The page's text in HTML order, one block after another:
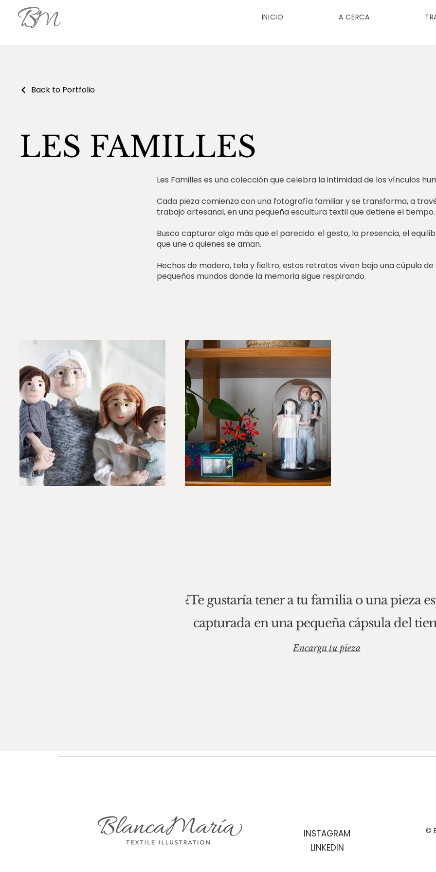
INICIO A CERCA
Back to Portfolio
LES FAMILLES
Les Familles es una colección que celebra la intimidad de los vínculos
Cada pieza comienza con una fotografía familiar y se transforma, a
trabajo artesanal, en una pequeña escultura textil que detiene el tiempo.
Busco capturar algo más que el parecido: el gesto, la presencia, el
que une a quienes se aman.
Hechos de madera, tela y fieltro, estos retratos viven bajo una cúpula de
pequeños mundos donde la memoria sigue respirando.
¿Te gustaría tener a tu familia o una pieza
capturada en una pequeña cápsula del
Encarga tu pieza
LINKEDIN
INSTAGRAM
©